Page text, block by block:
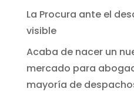
La Procura ante el
visible
Acaba de nacer un
mercado para
mayoría de